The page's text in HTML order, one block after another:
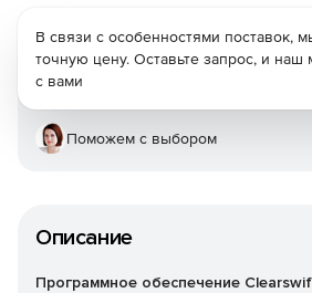
Описание
Программное обеспечение
В связи с особенностями поставок,
точную цену. Оставьте запрос, и
с вами
Поможем с выбором